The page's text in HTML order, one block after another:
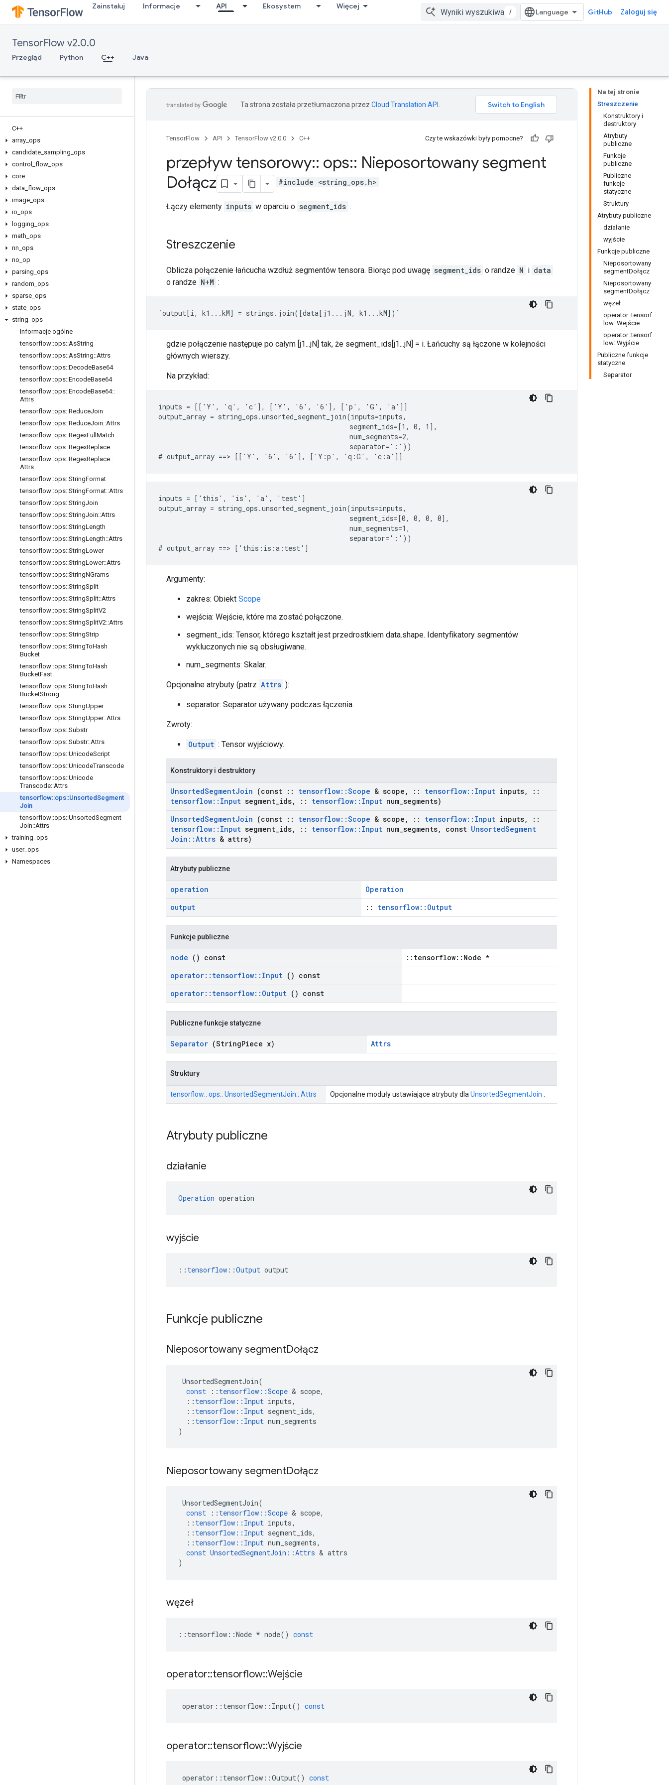
Zainstaluj Informacje API Ekosystem Więcej
/ GitHub Zaloguj się
TensorFlow v2.0.0
Przegląd Python C++ Java
C++
array ops
candidate sampling ops
control
flow ops
core
data flow ops
image ops
io ops
logging ops
math ops
nn ops
no op
parsing ops
random ops
sparse ops
state ops
string ops
Informacje ogólne
tensorflow::ops::AsString
tensorflow::ops::AsString::Attrs
tensorflow::ops::DecodeBase64
tensorflow::ops::EncodeBase64
tensorflow::ops::EncodeBase64::
Attrs
tensorflow::ops::ReduceJoin
tensorflow::ops::ReduceJoin::Attrs
tensorflow::ops::RegexFull Match
tensorflow::ops::RegexReplace
tensorflow::ops::RegexReplace::
Attrs
tensorflow::ops::StringFormat
tensorflow::ops::StringFormat::Attrs
tensorflow::ops::StringJoin
tensorflow::ops::StringJoin::Attrs
tensorflow::ops::StringLength
tensorflow::ops::StringLength::Attrs
tensorflow::ops::StringLower
tensorflow::ops::StringLower::Attrs
tensorflow::ops::StringNGrams
tensorflow::ops::StringSplit
tensorflow::ops::StringSplit::Attrs
tensorflow::ops::StringSplitV2
tensorflow::ops::StringSplitV2::Attrs
tensorflow::ops::StringStrip
tensorflow::ops::StringToHash
Bucket
tensorflow::ops::StringToHash
BucketFast
tensorflow::ops::StringToHash
BucketStrong
tensorflow::ops::StringUpper
tensorflow::ops::StringUpper::Attrs
tensorflow::ops::Substr
tensorflow::ops::Substr::Attrs
tensorflow::ops::UnicodeScript
tensorflow::ops::UnicodeTranscode
tensorflow::ops::Unicode
Transcode::Attrs
tensorflow::ops::UnsortedSegment
Join
tensorflow::ops::UnsortedSegment
Join::Attrs
training ops
user_ ops
Namespaces
Na tej stronie
Streszczenie
Konstruktory i
destruktory
Atrybuty
publiczne
Funkcje
publiczne
Publiczne
funkcje
statyczne
Struktury
Atrybuty publiczne
działanie
wyjście
Funkcje publiczne
Nieposortowany
segmentDołącz
Nieposortowany
segmentDołącz
węzeł
operator::tensorf
low::Wejście
operator::tensorf
low::Wyjście
Publiczne funkcje
statyczne
Separator
Ta strona została przetłumaczona przez Cloud Translation API
TensorFlow API TensorFlow v2.0.0 C++ Czy te wskazówki były pomocne?
przepływ tensorowy:: ops:: Nieposortowany segment
Dołącz
#include <string_ops.h>
Łączy elementy inputs w oparciu o segment_ids .
Streszczenie
Oblicza połączenie łańcucha wzdłuż segmentów tensora. Biorąc pod uwagę segment_ids o randze N i data
o randze N+M :
`output[i, k1...kM] = strings.join([data[j1...jN, k1...kM])`
gdzie połączenie następuje po całym [j1...jN] tak, że segment_ids[j1...jN] = i. Łańcuchy są łączone w kolejności
głównych wierszy.
Na przykład:
inputs = [['Y', 'q', 'c'], ['Y', '6', '6'], ['p', 'G', 'a']]
output_array = string_ops.unsorted_segment_join(inputs=inputs,
                                                segment_ids=[1, 0, 1],
                                                num_segments=2,
                                                separator=':'))
# output_array ==> [['Y', '6', '6'], ['Y:p', 'q:G', 'c:a']]
inputs = ['this', 'is', 'a', 'test']
output_array = string_ops.unsorted_segment_join(inputs=inputs,
                                                segment_ids=[0, 0, 0, 0],
                                                num_segments=1,
                                                separator=':'))
# output_array ==> ['this:is:a:test']
Argumenty:
zakres: Obiekt Scope
wejścia: Wejście, które ma zostać połączone.
segment_ids: Tensor, którego kształt jest przedrostkiem data.shape. Identyfikatory segmentów
wykluczonych nie są obsługiwane.
num_segments: Skalar.
Opcjonalne atrybuty (patrz Attrs ):
separator: Separator używany podczas łączenia.
Zwroty:
Output : Tensor wyjściowy.
Konstruktory i destruktory
UnsortedSegmentJoin (const :: tensorflow::Scope & scope , :: tensorflow:: Input inputs,
::
tensorflow:: Input segment ids, :: tensorflow:: Input num segments)
UnsortedSegmentJoin (const :: tensorflow::Scope & scope , :: tensorflow:: Input inputs,
::
tensorflow:: Input segment ids, :: tensorflow:: Input num segments, const UnsortedSegment
Join ::Attrs & attrs)
Atrybuty publiczne
operation
Operation
output
:: tensorflow::Output
Funkcje publiczne
node () const
::tensorflow::Node *
operator:: tensorflow:: Input () const
operator:: tensorflow:: Output () const
Publiczne funkcje statyczne
Separator (StringPiece x) Attrs
Struktury
tensorflow:: ops:: UnsortedSegmentJoin:: Attrs Opcjonalne moduły ustawiające atrybuty dla UnsortedSegmentJoin
Atrybuty publiczne
działanie
Operation operation
wyjście
:: tensorflow::Output output
Funkcje publiczne
Nieposortowany segmentDołącz
UnsortedSegmentJoin(
const
:: tensorflow ::Scope & scope,
:: tensorflow :: Input inputs,
:: tensorflow :: Input segment_ids,
:: tensorflow :: Input num_segments
)
Nieposortowany segmentDołącz
UnsortedSegmentJoin(
const
:: tensorflow ::Scope & scope,
:: tensorflow :: Input inputs,
:: tensorflow :: Input segment_ids,
:: tensorflow :: Input num_segments,
const UnsortedSegmentJoin ::Attrs & attrs
)
węzeł
:: tensorflow ::Node * node() const
operator::tensorflow::Wejście
operator :: tensorflow :: Input() const
operator::tensorflow::Wyjście
operator :: tensorflow ::Output() const